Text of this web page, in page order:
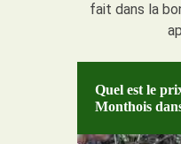
fait dans la
Quel est le
Monthois